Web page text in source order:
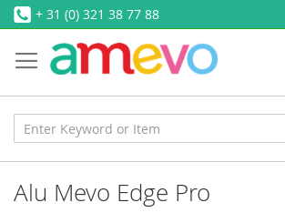
Ga
naar
de
inhoud
+ 31 (0) 321 38 77 88
Alu Mevo Edge Pro